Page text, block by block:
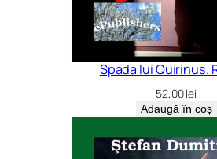
Spada lui Quirinus.
52,00lei
Adaugă în coș